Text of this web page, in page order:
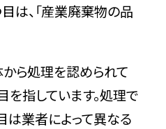
は、「産業廃棄物の品
ら処理を認められて
指しています。処理で
業者によって異なる